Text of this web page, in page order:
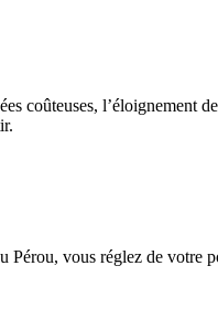
coûteuses, l’éloignement
Pérou, vous réglez de votre